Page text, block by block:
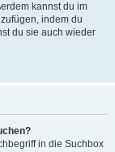
kannst du im
indem du
du sie auch wieder
in die Suchbox